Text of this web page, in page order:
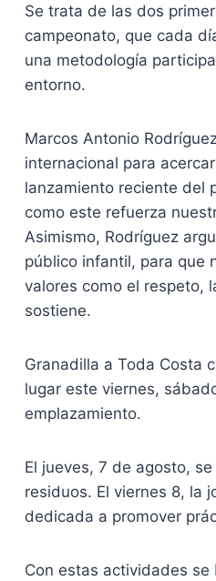
Se trata de las dos
campeonato, que cada
una metodología
entorno.
Marcos Antonio
internacional para
lanzamiento reciente del
como este refuerza
Asimismo, Rodríguez
público infantil, para que
valores como el respeto,
sostiene.
Granadilla a Toda Costa
lugar este viernes,
emplazamiento.
El jueves, 7 de agosto,
residuos. El viernes 8, la
dedicada a promover
Con estas actividades